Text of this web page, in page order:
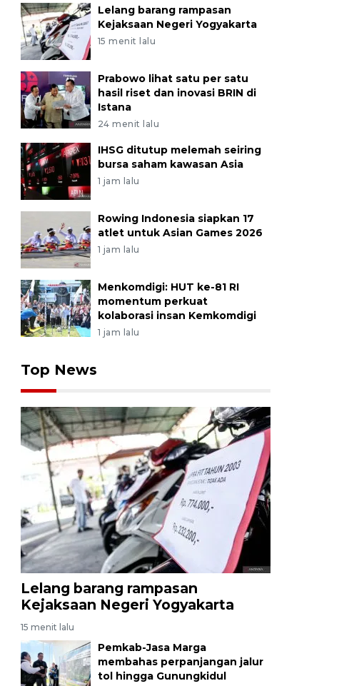
Lelang barang rampasan
Kejaksaan Negeri Yogyakarta
15 menit lalu
Prabowo lihat satu per satu
hasil riset dan inovasi BRIN di
Istana
24 menit lalu
IHSG ditutup melemah seiring
bursa saham kawasan Asia
1 jam lalu
Rowing Indonesia siapkan 17
atlet untuk Asian Games 2026
1 jam lalu
Menkomdigi: HUT ke-81 RI
momentum perkuat
kolaborasi insan Kemkomdigi
1 jam lalu
Top News
Lelang barang rampasan
Kejaksaan Negeri Yogyakarta
15 menit lalu
Pemkab-Jasa Marga
membahas perpanjangan jalur
tol hingga Gunungkidul